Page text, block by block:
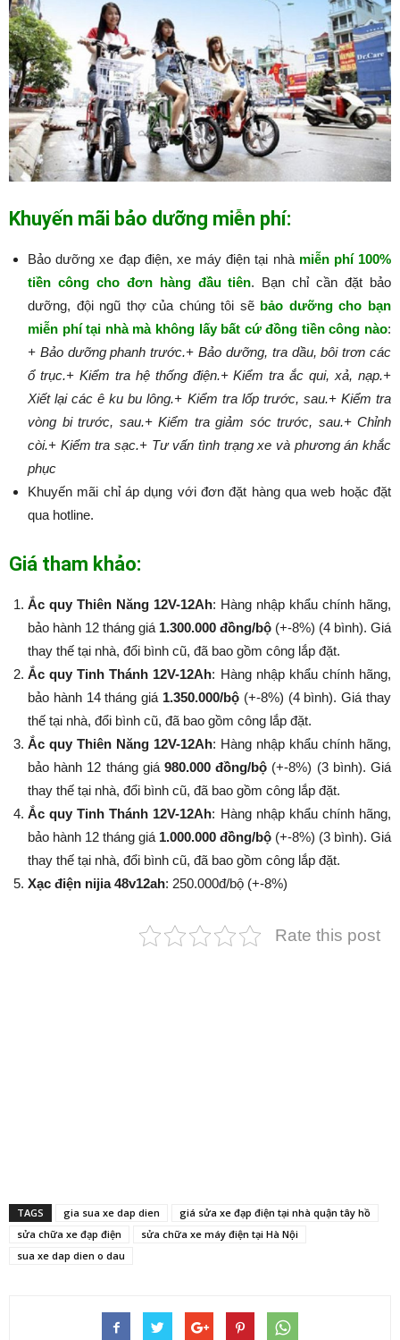
Khuyến mãi bảo dưỡng miễn phí:
Bảo dưỡng xe đạp điện, xe máy điện tại nhà miễn phí 100%
tiền công cho đơn hàng đầu tiên. Bạn chỉ cần đặt bảo
dưỡng, đội ngũ thợ của chúng tôi sẽ bảo dưỡng cho bạn
miễn phí tại nhà mà không lấy bất cứ đồng tiền công nào:​​​​​
+ Bảo dưỡng phanh trước.+ Bảo dưỡng, tra dầu, bôi trơn các
ổ trục.+ Kiểm tra hệ thống điện.+ Kiểm tra ắc qui, xả, nạp.+
Xiết lại các ê ku bu lông.+ Kiểm tra lốp trước, sau.+ Kiểm tra
vòng bi trước, sau.+ Kiểm tra giảm sóc trước, sau.+ Chỉnh
còi.+ Kiểm tra sạc.+ Tư vấn tình trạng xe và phương án khắc
phục
Khuyến mãi chỉ áp dụng với đơn đặt hàng qua web hoặc đặt
qua hotline.
Giá tham khảo:
Ắc quy Thiên Năng 12V-12Ah: Hàng nhập khẩu chính hãng,
bảo hành 12 tháng giá 1.300.000 đồng/bộ (+-8%) (4 bình). Giá
thay thế tại nhà, đổi bình cũ, đã bao gồm công lắp đặt.
Ắc quy Tinh Thánh 12V-12Ah: Hàng nhập khẩu chính hãng,
bảo hành 14 tháng giá 1.350.000/bộ (+-8%​​​​​​​) (4 bình). Giá thay
thế tại nhà, đổi bình cũ, đã bao gồm công lắp đặt.
Ắc quy Thiên Năng 12V-12Ah: Hàng nhập khẩu chính hãng,
bảo hành 12 tháng giá 980.000 đồng/bộ (+-8%​​​​​​​) (3 bình). Giá
thay thế tại nhà, đổi bình cũ, đã bao gồm công lắp đặt.
Ắc quy Tinh Thánh 12V-12Ah: Hàng nhập khẩu chính hãng,
bảo hành 12 tháng giá 1.000.000 đồng/bộ (+-8%​​​​​​​) (3 bình). Giá
thay thế tại nhà, đổi bình cũ, đã bao gồm công lắp đặt.
Xạc điện nijia 48v12ah: 250.000đ/bộ (+-8%​​​​​​​)
Rate this post
TAGS gia sua xe dap dien
giá sửa xe đạp điện tại nhà quận tây hồ
sửa chữa xe đạp điện
sửa chữa xe máy điện tại Hà Nội
sua xe dap dien o dau